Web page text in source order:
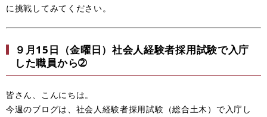
に挑戦してみてください。
９月15日（金曜日）社会人経験者採用試験で入庁
した職員から➁
皆さん、こんにちは。
今週のブログは、社会人経験者採用試験（総合土木）で入庁し